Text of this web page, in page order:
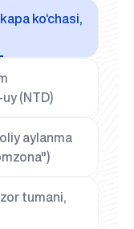
ko‘chasi,
(NTD)
aylanma
tumani,